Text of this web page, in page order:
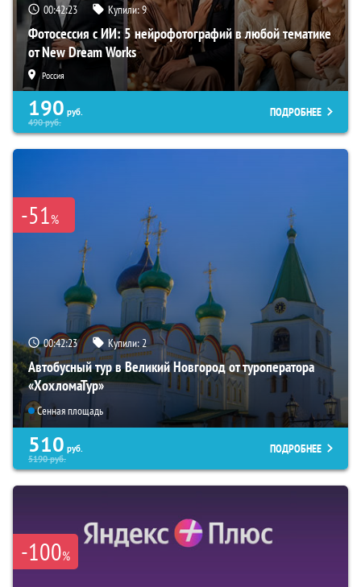
00:42:22 Купили:9
Фотосессия с ИИ: 5 нейрофотографий в любой тематике
от New Dream Works
Россия
190 руб.
490руб.
ПОДРОБНЕЕ
-51%
00:42:22 Купили:2
Автобусный тур в Великий Новгород от туроператора
«ХохломаТур»
Сенная площадь
510 руб.
5190руб.
ПОДРОБНЕЕ
-100%